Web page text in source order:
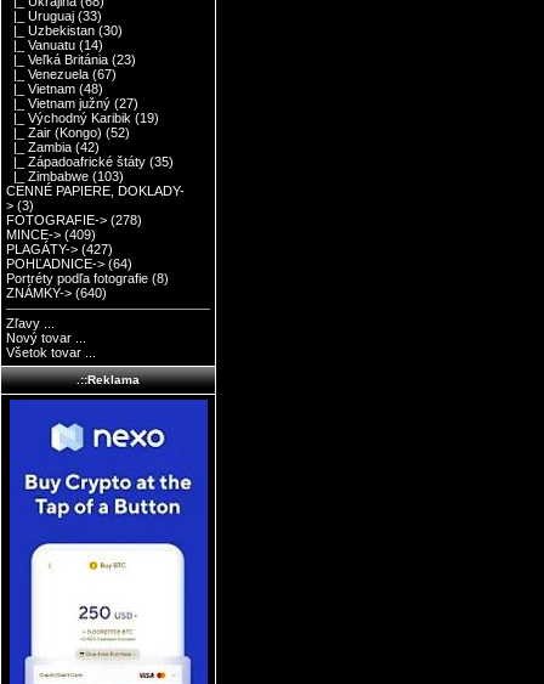
|_ Uruguaj (33)
|_ Uzbekistan (30)
|_ Vanuatu (14)
|_ Veľká Británia (23)
|_ Venezuela (67)
|_ Vietnam (48)
|_ Vietnam južný (27)
|_ Východný Karibik (19)
|_ Zair (Kongo) (52)
|_ Zambia (42)
|_ Západoafrické štáty (35)
|_ Zimbabwe (103)
CENNÉ PAPIERE, DOKLADY-
> (3)
FOTOGRAFIE-> (278)
MINCE-> (409)
PLAGÁTY-> (427)
POHĽADNICE-> (64)
Portréty podľa fotografie (8)
ZNÁMKY-> (640)
Zľavy ...
Nový tovar ...
Všetok tovar ...
.::Reklama